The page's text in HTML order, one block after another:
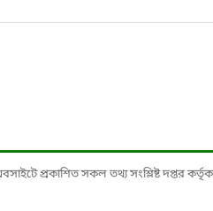
প্রকাশিত সকল তথ্য সংশ্লিষ্ট দপ্তর কর্তৃক